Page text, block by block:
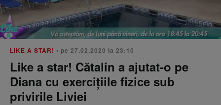
LIKE A STAR! • pe 27.02.2020 la 23:10
Like a star! Cătalin a ajutat-o pe
Diana cu exerciţiile fizice sub
privirile Liviei